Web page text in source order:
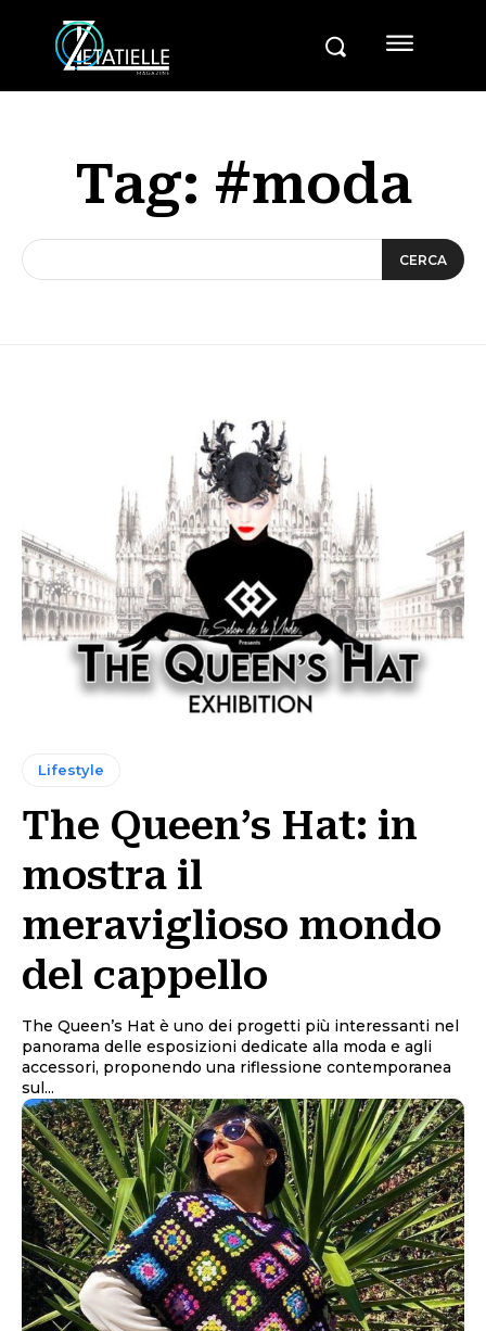
Tag: #moda
CERCA
Lifestyle
The Queen’s Hat: in
mostra il
meraviglioso mondo
del cappello
The Queen’s Hat è uno dei progetti più interessanti nel
panorama delle esposizioni dedicate alla moda e agli
accessori, proponendo una riflessione contemporanea
sul...